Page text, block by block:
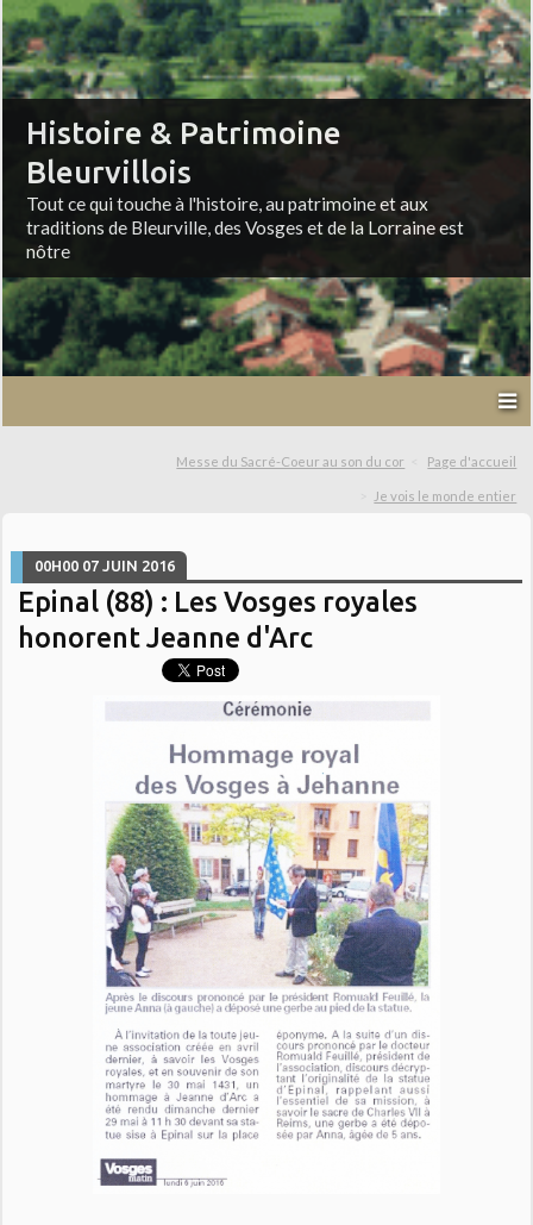
Histoire & Patrimoine
Bleurvillois
Tout ce qui touche à l'histoire, au patrimoine et aux
traditions de Bleurville, des Vosges et de la Lorraine est
nôtre
Messe du Sacré-Coeur au son du cor Page d'accueil
Je vois le monde entier
00H00 07 JUIN 2016
Epinal (88) : Les Vosges royales
honorent Jeanne d'Arc